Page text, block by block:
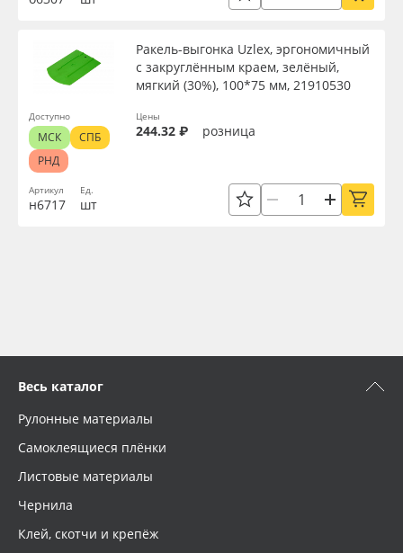
Артикул
н6717
Ракель-выгонка Uzlex, эргономичный
с закруглённым краем, зелёный,
мягкий (30%), 100*75 мм, 21910530
Ед.
шт
Цены
244.32 ₽ розница
Доступно
МСК
СПБ
РНД
Весь каталог
Рулонные материалы
Самоклеящиеся плёнки
Листовые материалы
Чернила
Клей, скотчи и крепёж